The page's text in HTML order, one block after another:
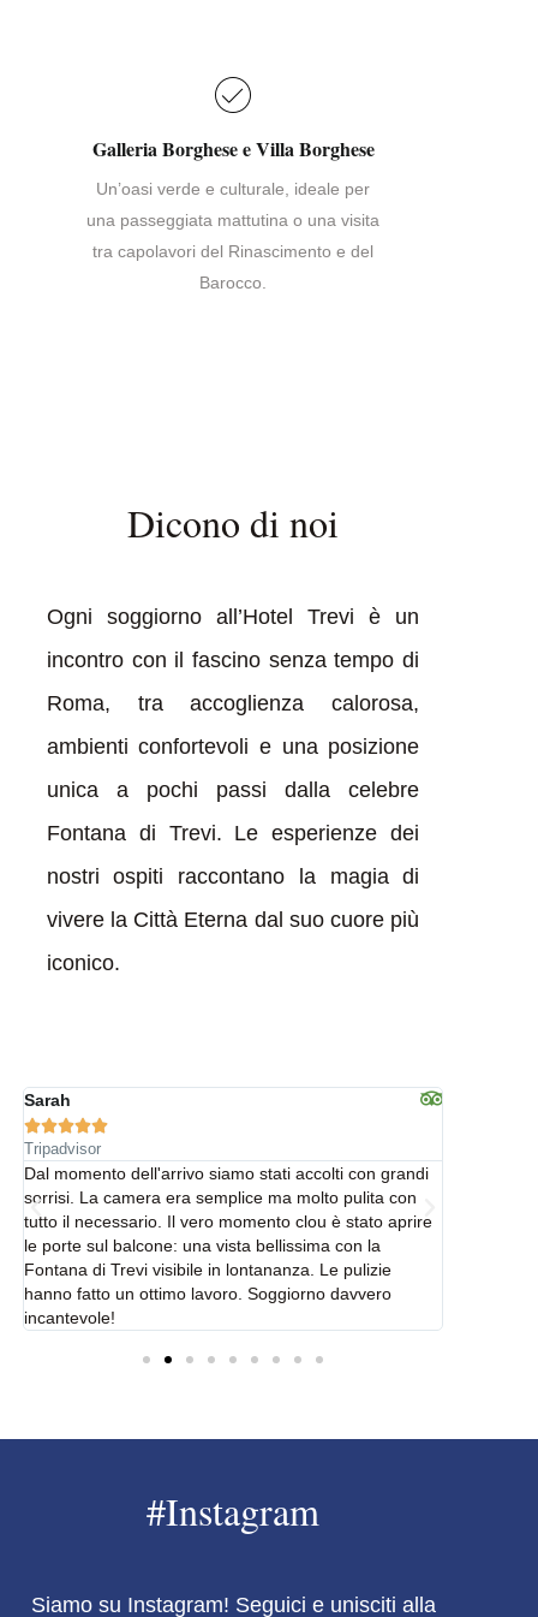
Galleria Borghese e Villa Borghese
Un’oasi verde e culturale, ideale per
una passeggiata mattutina o una visita
tra capolavori del Rinascimento e del
Barocco.
Dicono di noi
Ogni soggiorno all’Hotel Trevi è un
incontro con il fascino senza tempo di
Roma, tra accoglienza calorosa,
ambienti confortevoli e una posizione
unica a pochi passi dalla celebre
Fontana di Trevi. Le esperienze dei
nostri ospiti raccontano la magia di
vivere la Città Eterna dal suo cuore più
iconico.
Sarah

Tripadvisor
Dal momento dell'arrivo siamo stati accolti con grandi
sorrisi. La camera era semplice ma molto pulita con
tutto il necessario. Il vero momento clou è stato aprire
le porte sul balcone: una vista bellissima con la
Fontana di Trevi visibile in lontananza. Le pulizie
hanno fatto un ottimo lavoro. Soggiorno davvero
incantevole!
#Instagram
Siamo su Instagram! Seguici e unisciti alla